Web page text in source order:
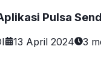
Pulsa
13 April 2024 3